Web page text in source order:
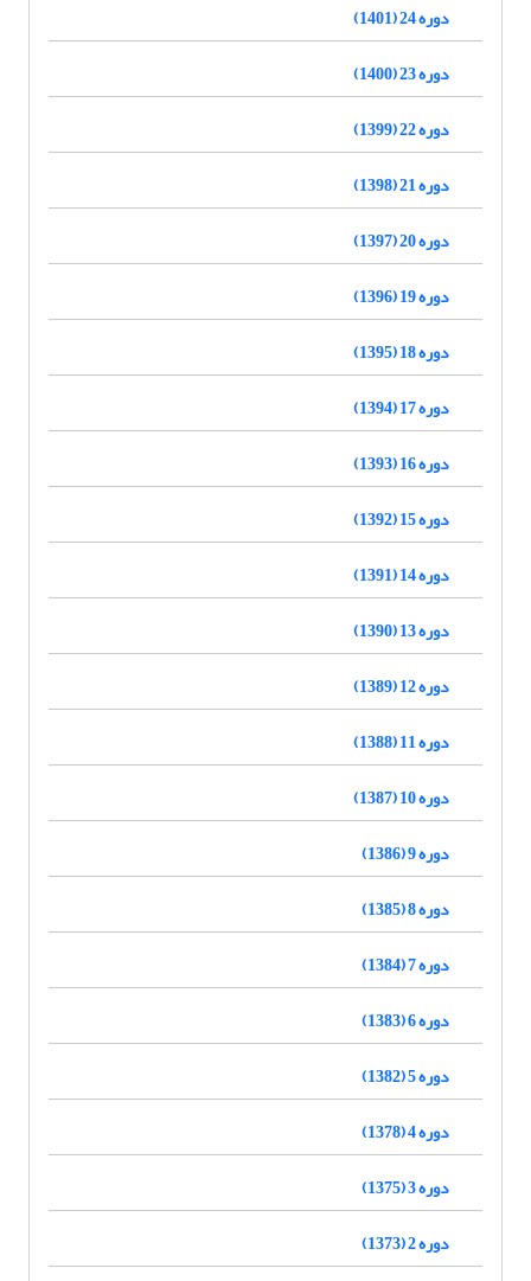
دوره 24 (1401)
دوره 23 (1400)
دوره 22 (1399)
دوره 21 (1398)
دوره 20 (1397)
دوره 19 (1396)
دوره 18 (1395)
دوره 17 (1394)
دوره 16 (1393)
دوره 15 (1392)
دوره 14 (1391)
دوره 13 (1390)
دوره 12 (1389)
دوره 11 (1388)
دوره 10 (1387)
دوره 9 (1386)
دوره 8 (1385)
دوره 7 (1384)
دوره 6 (1383)
دوره 5 (1382)
دوره 4 (1378)
دوره 3 (1375)
دوره 2 (1373)